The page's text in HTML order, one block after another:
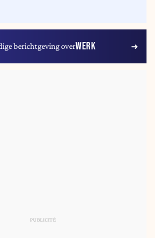
berichtgeving overWERK